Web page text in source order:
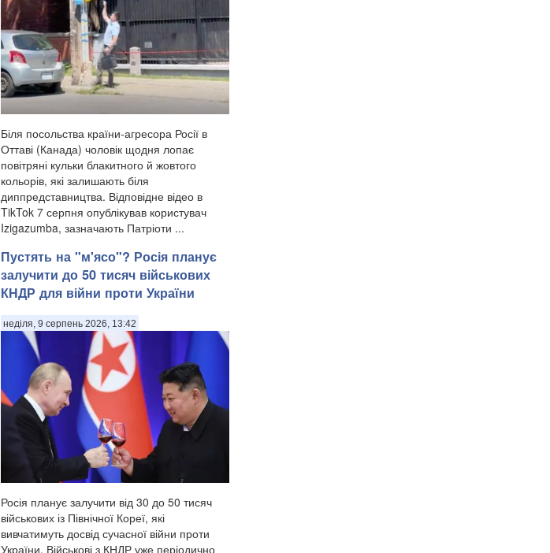
Біля посольства країни-агресора Росії в
Оттаві (Канада) чоловік щодня лопає
повітряні кульки блакитного й жовтого
кольорів, які залишають біля
диппредставництва. Відповідне відео в
TikTok 7 серпня опублікував користувач
Izigazumba, зазначають Патріоти ...
Пустять на "м'ясо"? Росія планує
залучити до 50 тисяч військових
КНДР для війни проти України
неділя, 9 серпень 2026, 13:42
Росія планує залучити від 30 до 50 тисяч
військових із Північної Кореї, які
вивчатимуть досвід сучасної війни проти
України. Військові з КНДР уже періодично